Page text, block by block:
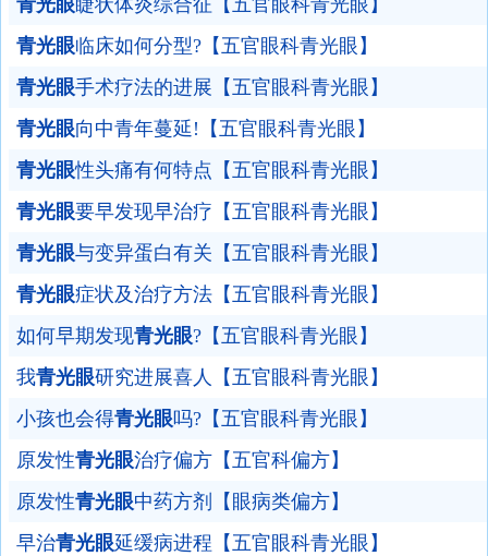
青光眼睫状体炎综合征【五官眼科青光眼】
青光眼临床如何分型?【五官眼科青光眼】
青光眼手术疗法的进展【五官眼科青光眼】
青光眼向中青年蔓延!【五官眼科青光眼】
青光眼性头痛有何特点【五官眼科青光眼】
青光眼要早发现早治疗【五官眼科青光眼】
青光眼与变异蛋白有关【五官眼科青光眼】
青光眼症状及治疗方法【五官眼科青光眼】
如何早期发现青光眼?【五官眼科青光眼】
我青光眼研究进展喜人【五官眼科青光眼】
小孩也会得青光眼吗?【五官眼科青光眼】
原发性青光眼治疗偏方【五官科偏方】
原发性青光眼中药方剂【眼病类偏方】
早治青光眼延缓病进程【五官眼科青光眼】